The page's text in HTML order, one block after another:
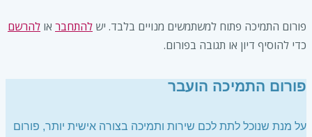
פורום התמיכה פתוח למשתמשים מנויים בלבד. יש להתחבר או להרשם
כדי להוסיף דיון או תגובה בפורום.
פורום התמיכה הועבר
על מנת שנוכל לתת לכם שירות ותמיכה בצורה אישית יותר, פורום